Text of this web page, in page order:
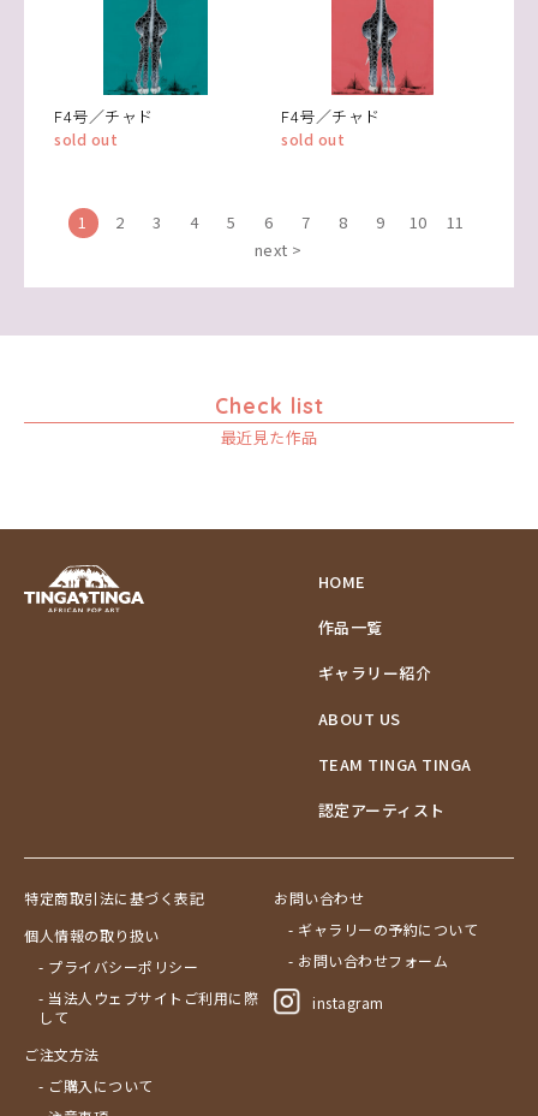
F4号／チャド
sold out
F4号／チャド
sold out
1 2 3 4 5 6 7 8 9 10
11
next >
Check list
最近見た作品
HOME
作品一覧
ギャラリー紹介
ABOUT US
TEAM TINGA TINGA
認定アーティスト
特定商取引法に基づく表記
個人情報の取り扱い
- プライバシーポリシー
- 当法人ウェブサイトご利用に際
して
ご注文方法
- ご購入について
お問い合わせ
- ギャラリーの予約について
- お問い合わせフォーム
instagram